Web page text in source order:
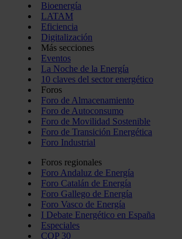
Bioenergía
LATAM
Eficiencia
Digitalización
Más secciones
Eventos
La Noche de la Energía
10 claves del sector energético
Foros
Foro de Almacenamiento
Foro de Autoconsumo
Foro de Movilidad Sostenible
Foro de Transición Energética
Foro Industrial
Foros regionales
Foro Andaluz de Energía
Foro Catalán de Energía
Foro Gallego de Energía
Foro Vasco de Energía
I Debate Energético en España
Especiales
COP 30